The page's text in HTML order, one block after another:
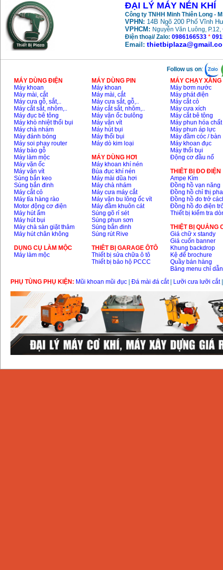
ĐẠI LÝ MÁY NÉN KHÍ
Công ty TNHH Minh Thiên Long -
VPHN: 14B Ngõ 200 Phố Vĩnh
VPHCM: Nguyễn Văn Luông,
Điện thoại/ Zalo: 0986166533 *
Email:
Follow us on:
MÁY DÙNG ĐIỆN
Máy khoan
Máy mài, cắt
Máy cưa gỗ, sắt,..
Máy cắt sắt, nhôm,..
Máy đục bê tông
Máy khò nhiệt thổi bụi
Máy chà nhám
Máy đánh bóng
Máy soi phay router
Máy bào gỗ
Máy làm mộc
Máy vặn ốc
Máy vặn vít
Súng bắn keo
Súng bắn đinh
Máy cắt cỏ
Máy tỉa hàng rào
Motor động cơ điện
Máy hút ẩm
Máy hút bụi
Máy chà sàn giặt thảm
Máy hút chân không
DỤNG CỤ LÀM MỘC
Máy làm mộc
MÁY DÙNG PIN
Máy khoan
Máy mài, cắt
Máy cưa sắt, gỗ,..
Máy cắt sắt, nhôm,..
Máy vặn ốc bulông
Máy vặn vít
Máy hút bụi
Máy thổi bụi
Máy dò kim loại
MÁY DÙNG HƠI
Máy khoan khí nén
Búa đục khí nén
Máy mài dũa hơi
Máy chà nhám
Máy cưa máy cắt
Máy vặn bu lông ốc vít
Máy đầm khuôn cát
Súng gõ rỉ sét
Súng phun sơn
Súng bắn đinh
Súng rút Rive
THIÊT BỊ GARAGE ÔTÔ
Thiết bị sửa chữa ô tô
Thiết bị bảo hộ PCCC
MÁY CHẠY
Máy bơm nước
Máy phát điện
Máy cắt cỏ
Máy cưa xích
Máy cắt bê tông
Máy phun hóa chất
Máy phun áp lực
Máy đầm cóc / bàn
Máy khoan đục
Máy thổi bụi
Động cơ đầu nổ
THIÊT BỊ ĐO ĐIỆN
Ampe Kìm
Đồng hồ vạn năng
Đồng hồ chỉ thị pha
Đồng hồ đo trở
Đồng hồ đo điện
Thiết bị kiểm tra
THIỆT BỊ QUẢNG
Giá chữ x standy
Giá cuốn banner
Khung backdrop
Kệ để brochure
Quầy bán hàng
Bảng menu chỉ dẫn
PHỤ TÙNG PHỤ KIỆN: Mũi khoan mũi đục Đá mài đá cắt| Lưỡi cưa lưỡi cắt